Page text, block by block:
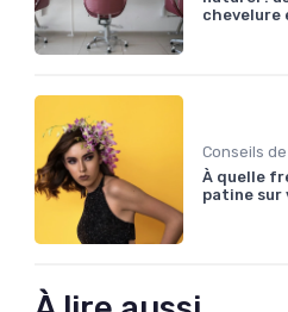
chevelure
Conseils
À quelle
patine sur